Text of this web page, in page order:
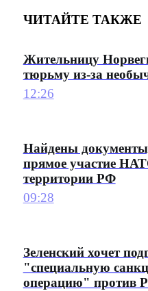
ЧИТАЙТЕ ТАКЖЕ
Жительницу
тюрьму из-за
12:26
Найдены
прямое участие
территории РФ
09:28
Зеленский хочет
"специальную
операцию" против